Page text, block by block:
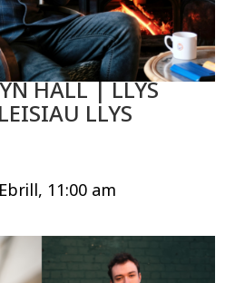
HALL | LLYS
LLYS
11:00 am